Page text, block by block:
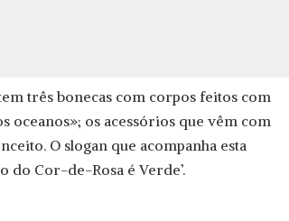
três bonecas com corpos feitos com
oceanos»; os acessórios que vêm com
O slogan que acompanha esta
do Cor-de-Rosa é Verde’.